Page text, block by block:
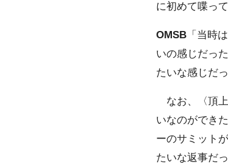
に初めて喋って
OMSB 「当時
いの感じだっ
たいな感じだっ
なお、〈頂上
いなのができ
ーのサミット
たいな返事だ